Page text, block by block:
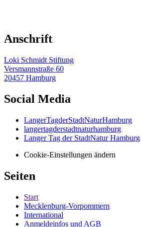
Anschrift
Loki Schmidt Stiftung
Versmannstraße 60
20457 Hamburg
Social Media
LangerTagderStadtNaturHamburg
langertagderstadtnaturhamburg
Langer Tag der StadtNatur Hamburg
Cookie-Einstellungen ändern
Seiten
Start
Mecklenburg-Vorpommern
International
Anmeldeinfos und AGB